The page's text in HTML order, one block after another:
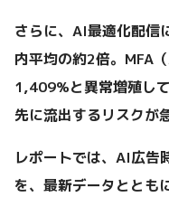
さらに、AI最適化配信
内平均の約2倍。MFA
1,409%と異常増殖し
先に流出するリスクが
レポートでは、AI広告
を、最新データととも